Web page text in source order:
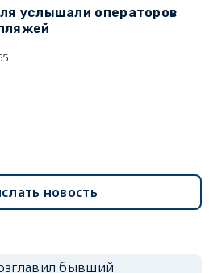
услышали операторов
новость
бывший